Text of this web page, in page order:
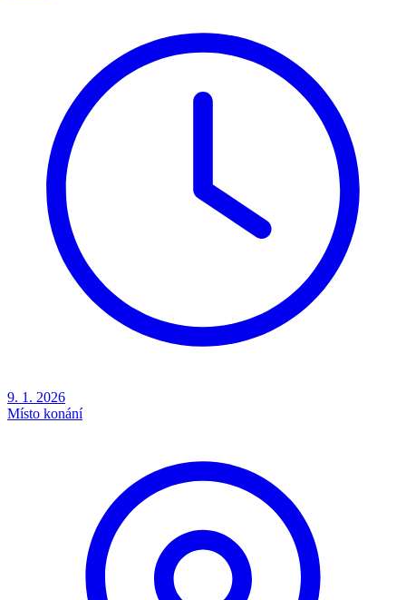
9. 1. 2026
Místo konání